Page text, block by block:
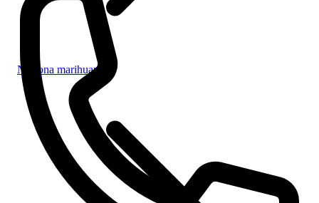
Nasiona marihuany